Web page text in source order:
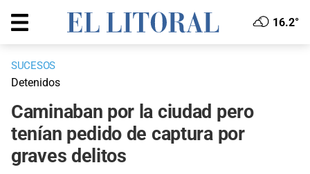
16.2°
SUCESOS
Detenidos
Caminaban por la ciudad pero
tenían pedido de captura por
graves delitos